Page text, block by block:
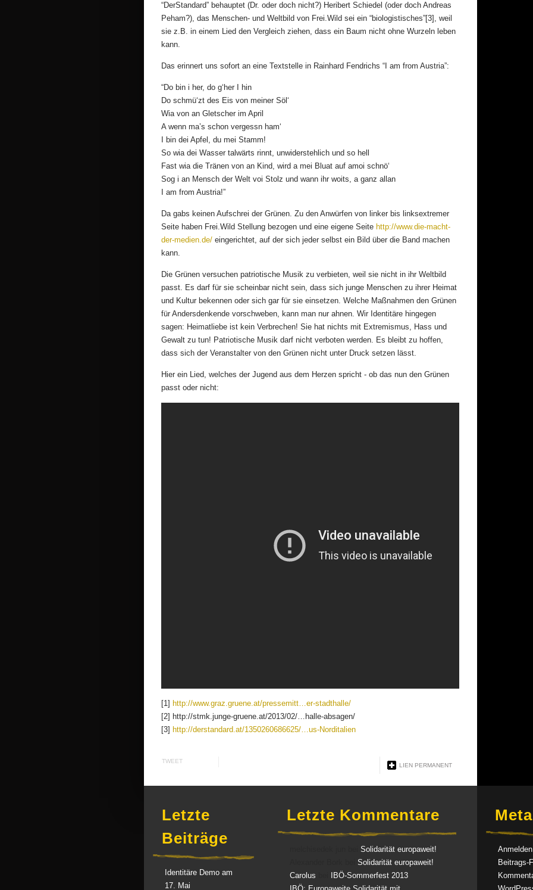
“DerStandard” behauptet (Dr. oder doch nicht?) Heribert Schiedel (oder doch Andreas
Peham?), das Menschen- und Weltbild von Frei.Wild sei ein “biologistisches”[3], weil
sie z.B. in einem Lied den Vergleich ziehen, dass ein Baum nicht ohne Wurzeln leben
kann.
Das erinnert uns sofort an eine Textstelle in Rainhard Fendrichs “I am from Austria”:
“Do bin i her, do g‘her I hin
Do schmü‘zt des Eis von meiner Söl‘
Wia von an Gletscher im April
A wenn ma’s schon vergessn ham‘
I bin dei Apfel, du mei Stamm!
So wia dei Wasser talwärts rinnt, unwiderstehlich und so hell
Fast wia die Tränen von an Kind, wird a mei Bluat auf amoi schnö‘
Sog i an Mensch der Welt voi Stolz und wann ihr woits, a ganz allan
I am from Austria!”
Da gabs keinen Aufschrei der Grünen. Zu den Anwürfen von linker bis linksextremer
Seite haben Frei.Wild Stellung bezogen und eine eigene Seite http://www.die-macht-
der-medien.de/ eingerichtet, auf der sich jeder selbst ein Bild über die Band machen
kann.
Die Grünen versuchen patriotische Musik zu verbieten, weil sie nicht in ihr Weltbild
passt. Es darf für sie scheinbar nicht sein, dass sich junge Menschen zu ihrer Heimat
und Kultur bekennen oder sich gar für sie einsetzen. Welche Maßnahmen den Grünen
für Andersdenkende vorschweben, kann man nur ahnen. Wir Identitäre hingegen
sagen: Heimatliebe ist kein Verbrechen! Sie hat nichts mit Extremismus, Hass und
Gewalt zu tun! Patriotische Musik darf nicht verboten werden. Es bleibt zu hoffen,
dass sich der Veranstalter von den Grünen nicht unter Druck setzen lässt.
Hier ein Lied, welches der Jugend aus dem Herzen spricht - ob das nun den Grünen
passt oder nicht:
[1] http://www.graz.gruene.at/pressemitt…er-stadthalle/
[2] http://stmk.junge-gruene.at/2013/02/…halle-absagen/
[3] http://derstandard.at/1350260686625/…us-Norditalien
TWEET
LIEN PERMANENT
Letzte
Beiträge
Identitäre Demo am
17. Mai
Letzte Kommentare
Solidarität europaweit!
Solidarität europaweit!
Carolus
IBÖ-Sommerfest 2013
Meta
Anmelden
Beitrags-